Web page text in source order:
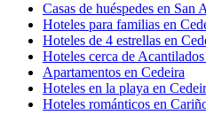
Casas de huéspedes en San
Hoteles para familias en
Hoteles de 4 estrellas en
Hoteles cerca de
Apartamentos en Cedeira
Hoteles en la playa en
Hoteles románticos en